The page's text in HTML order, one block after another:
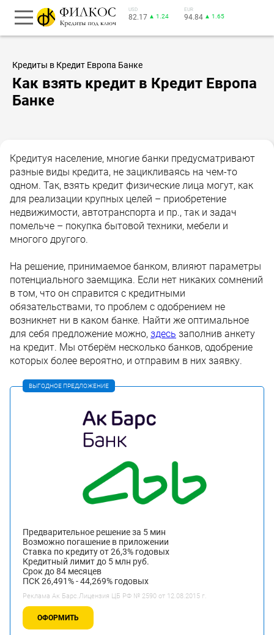
USD
82.17 ▲ 1.24
EUR
94.84 ▲ 1.65
Кредиты в Кредит Европа Банке
Как взять кредит в Кредит Европа
Банке
Кредитуя население, многие банки предусматривают
разные виды кредита, не зацикливаясь на чем-то
одном. Так, взять кредит физические лица могут, как
для реализации крупных целей – приобретение
недвижимости, автотранспорта и пр., так и задач
помельче – покупка бытовой техники, мебели и
многого другого.
На решение, принимаемое банком, влияют параметры
потенциального заемщика. Если нет никаких сомнений
в том, что он справится с кредитными
обязательствами, то проблем с одобрением не
возникнет ни в каком банке. Найти же оптимальное
для себя предложение можно, здесь заполнив анкету
на кредит. Мы отберём несколько банков, одобрение
которых более вероятно, и отправим в них заявку.
ВЫГОДНОЕ ПРЕДЛОЖЕНИЕ
Предварительное решение за 5 мин
Возможно погашение в приложении
Ставка по кредиту от 26,3% годовых
Кредитный лимит до 5 млн руб.
Срок до 84 месяцев
ПСК 26,491% - 44,269% годовых
Реклама Ак Барс.Лицензия ЦБ РФ № 2590 от 12.08.2015 г.
ОФОРМИТЬ